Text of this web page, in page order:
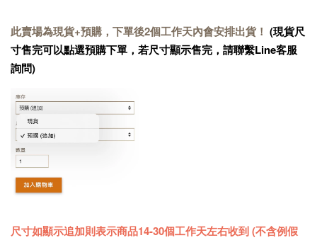
此賣場為現貨+預購，下單後2個工作天內會安排出貨！ (現貨尺
寸售完可以點選預購下單，若尺寸顯示售完，請聯繫Line客服
詢問)
尺寸如顯示追加則表示商品14-30個工作天左右收到 (不含例假